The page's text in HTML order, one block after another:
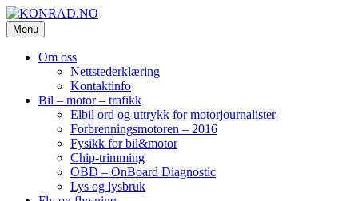
Skip
to
content
KONRAD.NO
konrad-web – konrad-blogg – Konrad AS
Menu
Om oss
Nettstederklæring
Kontaktinfo
Bil – motor – trafikk
Elbil ord og uttrykk for motorjournalister
Forbrenningsmotoren – 2016
Fysikk for bil&motor
Chip-trimming
OBD – OnBoard Diagnostic
Lys og lysbruk